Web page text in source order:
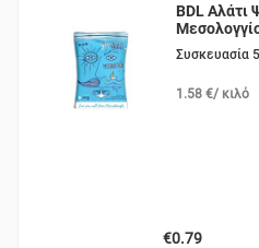
BDL Αλάτι
Συσκευασία
1.58 €/ κιλό
€0.79